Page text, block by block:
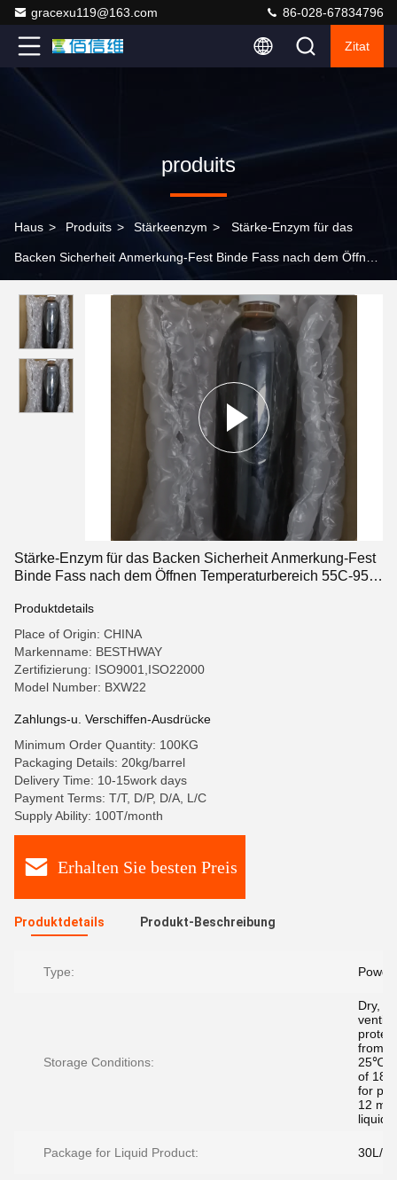
gracexu119@163.com 86-028-67834796
Zitat
produits
Haus > Produits > Stärkeenzym > Stärke-Enzym für das
Backen Sicherheit Anmerkung-Fest Binde Fass nach dem Öffnen
Stärke-Enzym für das Backen Sicherheit Anmerkung-Fest
Binde Fass nach dem Öffnen Temperaturbereich 55C-95C
Produktdetails
Place of Origin: CHINA
Markenname: BESTHWAY
Zertifizierung: ISO9001,ISO22000
Model Number: BXW22
Zahlungs-u. Verschiffen-Ausdrücke
Minimum Order Quantity: 100KG
Packaging Details: 20kg/barrel
Delivery Time: 10-15work days
Payment Terms: T/T, D/P, D/A, L/C
Supply Ability: 100T/month
Erhalten Sie besten Preis
Produktdetails Produkt-Beschreibung
Type:
Storage Conditions:
Dry,
from
25℃,
of 18
for
12
liquids
Package for Liquid Product: 30L/